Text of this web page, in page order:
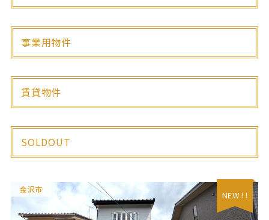
事業用物件
賃貸物件
SOLDOUT
金沢市
NEW ! !